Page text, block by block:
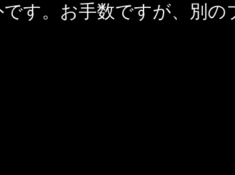
す。お手数ですが、別の